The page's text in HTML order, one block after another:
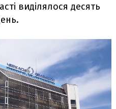
виділялося десять